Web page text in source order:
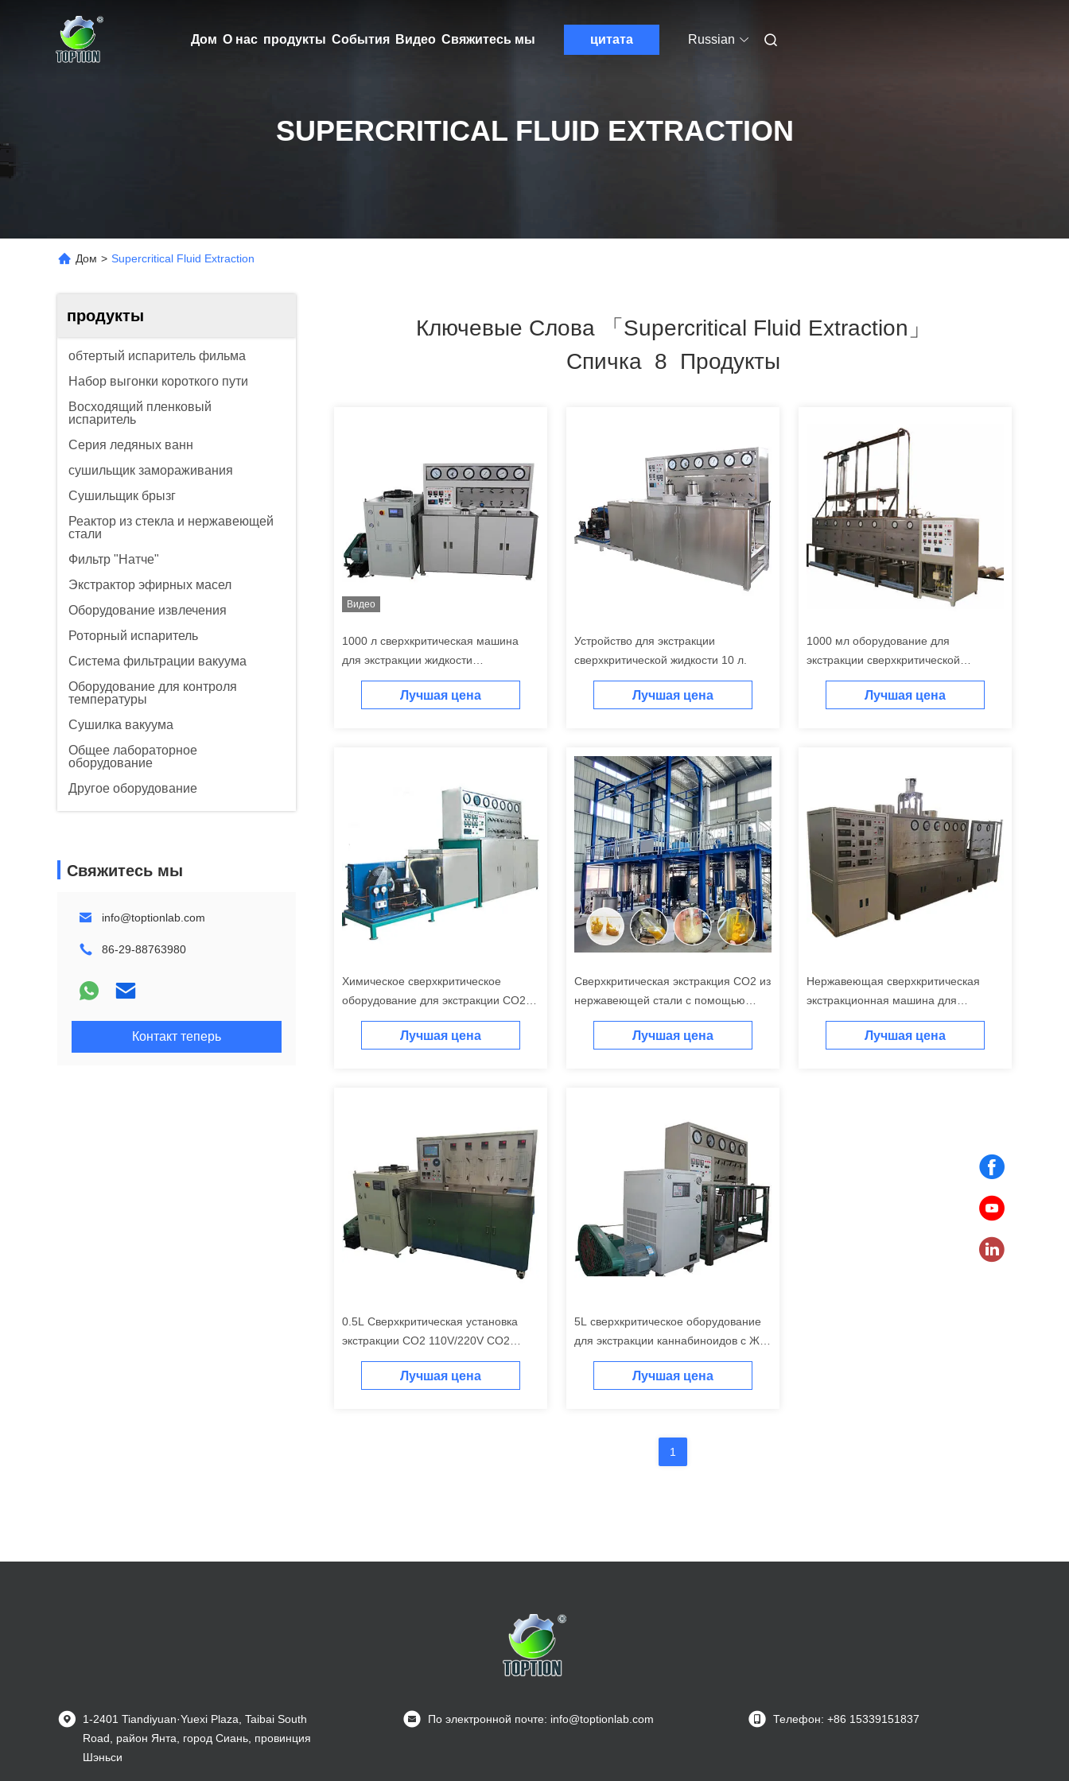
Дом О нас продукты События Видео Свяжитесь мы цитата Russian
SUPERCRITICAL FLUID EXTRACTION
Дом > Supercritical Fluid Extraction
продукты
обтертый испаритель фильма
Набор выгонки короткого пути
Восходящий пленковый
испаритель
Серия ледяных ванн
сушильщик замораживания
Сушильщик брызг
Реактор из стекла и нержавеющей
стали
Фильтр "Натче"
Экстрактор эфирных масел
Оборудование извлечения
Роторный испаритель
Система фильтрации вакуума
Оборудование для контроля
температуры
Сушилка вакуума
Общее лабораторное
оборудование
Другое оборудование
Свяжитесь мы
info@toptionlab.com
86-29-88763980
Контакт теперь
Ключевые Слова 「supercritical Fluid Extraction」
Спичка 8 Продукты
Видео
1000 л сверхкритическая машина
для экстракции жидкости
лаборатория сверхкритическая
машина для выделения CO2
Лучшая цена
Устройство для экстракции
сверхкритической жидкости 10 л.
Лучшая цена
1000 мл оборудование для
экстракции сверхкритической
жидкости
Лучшая цена
Химическое сверхкритическое
оборудование для экстракции CO2
Давление 0-10 МПа
Лучшая цена
Сверхкритическая экстракция СО2 из
нержавеющей стали с помощью
источника электроэнергии
Лучшая цена
Нержавеющая сверхкритическая
экстракционная машина для
углекислого газа 220 В
Лучшая цена
0.5L Сверхкритическая установка
экстракции СО2 110V/220V СО2
экстракционная машина
Лучшая цена
5L сверхкритическое оборудование
для экстракции каннабиноидов с ЖК-
монитором
Лучшая цена
1
1-2401 Tiandiyuan·Yuexi Plaza, Taibai South
Road, район Янта, город Сиань, провинция
Шэньси
По электронной почте: info@toptionlab.com Телефон: +86 15339151837